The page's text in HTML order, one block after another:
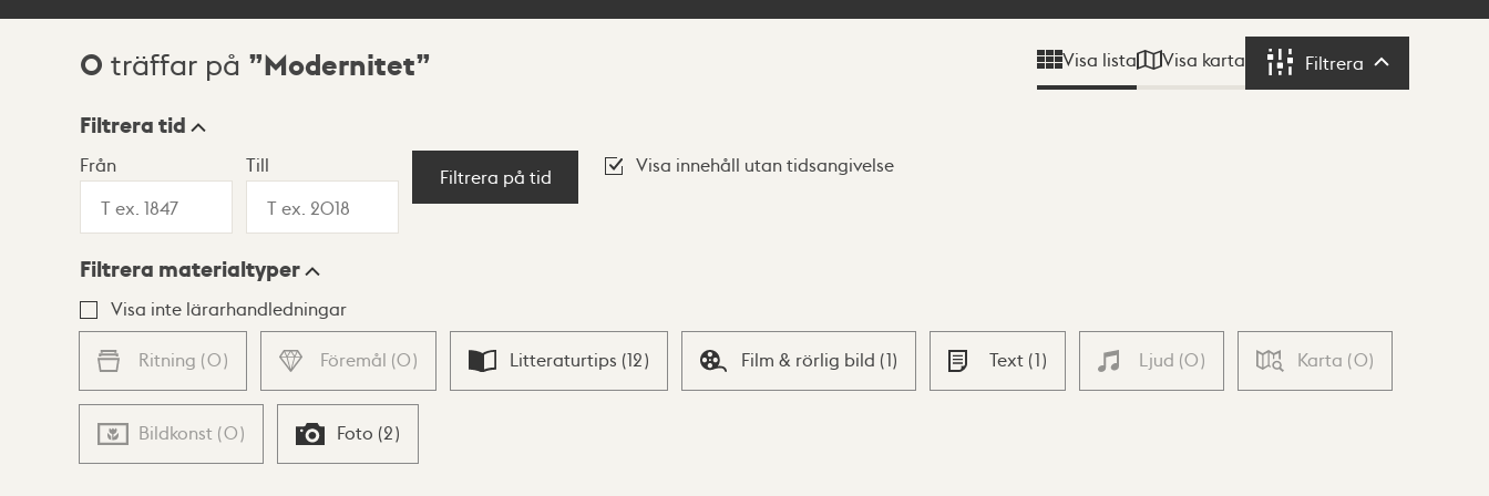
Sökresultat
0 träffar på Modernitet Visa lista Visa karta Filtrera Filtrera
Visningsläge
Lista Karta
Filtrera tid
Från Till
Filtrera på tid
Visa innehåll utan tidsangivelse
Filtrera materialtyper
Visa inte lärarhandledningar
Ritning (0) Föremål (0) Litteraturtips (12) Film & rörlig bild (1) Text (1) Ljud (0) Karta (0)
Bildkonst (0) Foto (2)